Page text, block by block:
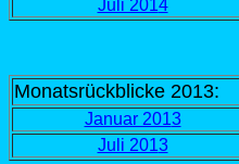
Juli 2014
Monatsrückblicke 2013:
Januar 2013
Juli 2013